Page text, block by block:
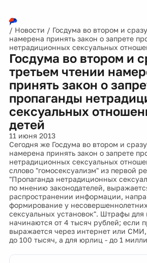
/ Новости / Госдума во втором и
намерена принять закон о запрете
нетрадиционных сексуальных
Госдума во втором и
третьем чтении
принять закон о
пропаганды
сексуальных
детей
11 июня 2013
Сегодня же Госдума во втором и
намерена принять закон о запрете
нетрадиционных сексуальных
сллово "гомосексуализм" из первой
"Пропаганда нетрадиционных
по мнению законодателей,
распространении информации,
формирование у
сексуальных установок". Штрафы для
начинаются от 4 тысяч рублей; если
выражается через интернет или
до 100 тысяч, а для юрлиц - до 1